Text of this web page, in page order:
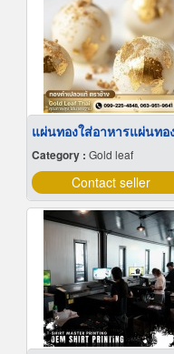
Category : Gold leaf
Contact seller